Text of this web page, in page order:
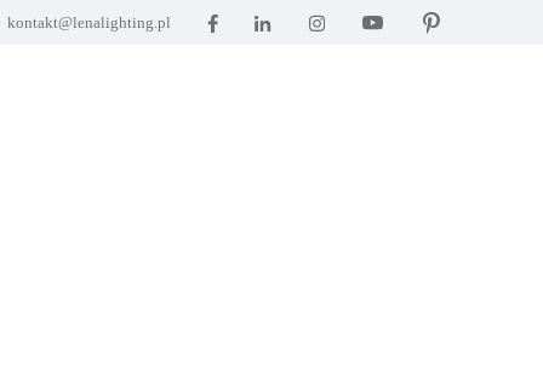
kontakt@lenalighting.pl